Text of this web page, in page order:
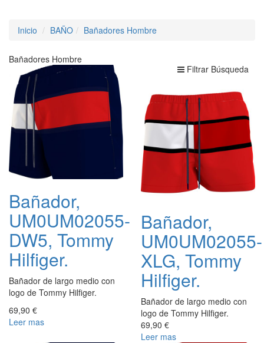
Inicio BAÑO Bañadores Hombre
Filtrar Búsqueda
Bañadores Hombre
Bañador,
UM0UM02055-
DW5, Tommy
Hilfiger.
Bañador de largo medio con
logo de Tommy Hilfiger.
69,90 €
Leer mas
Bañador,
UM0UM02055-
XLG, Tommy
Hilfiger.
Bañador de largo medio con
logo de Tommy Hilfiger.
69,90 €
Leer mas